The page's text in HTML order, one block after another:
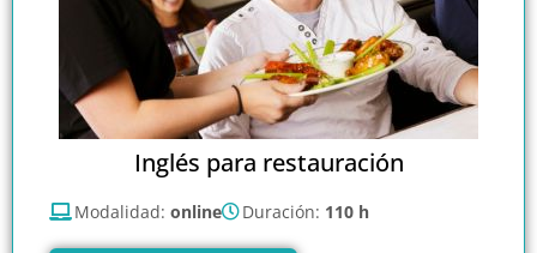
Inglés para restauración
Modalidad: online Duración: 110 h